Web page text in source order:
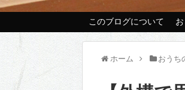
このブログについて
ホーム おうち